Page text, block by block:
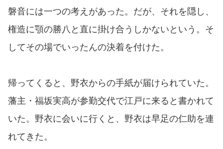
磐音には一つの考えがあった。だが、それを隠し、
権造に顎の勝八と直に掛け合うしかないという。そ
してその場でいったんの決着を付けた。
帰ってくると、野衣からの手紙が届けられていた。
藩主・福坂実高が参勤交代で江戸に来ると書かれて
いた。野衣に会いに行くと、野衣は早足の仁助を連
れてきた。